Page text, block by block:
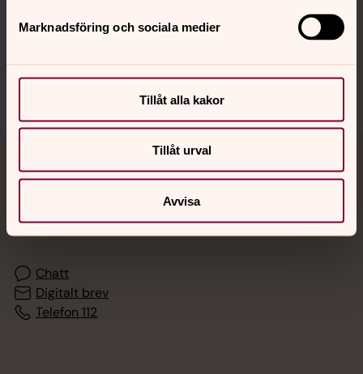
Marknadsföring och sociala medier
Tillåt alla kakor
Tillåt urval
Avvisa
Jourhavande präst
Akut samtals- och krisstöd. Prata eller chatta anonymt
med en präst på kvällar och nätter.
Chatt
Digitalt brev
Telefon 112